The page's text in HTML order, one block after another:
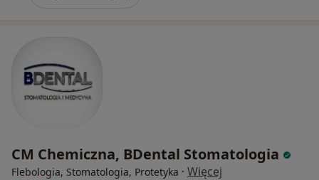
CM Chemiczna, BDental Stomatologia
Flebologia, Stomatologia, Protetyka · Więcej